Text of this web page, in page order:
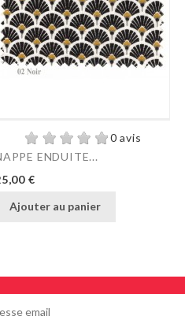
0 avis
ENDUITE...
€
Ajouter au panier